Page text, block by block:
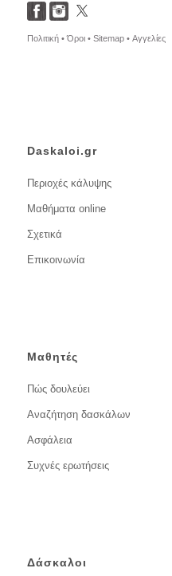
Πολιτική •Όροι • Sitemap • Αγγελίες
Daskaloi.gr
Περιοχές κάλυψης
Μαθήματα online
Σχετικά
Επικοινωνία
Μαθητές
Πώς δουλεύει
Αναζήτηση δασκάλων
Ασφάλεια
Συχνές ερωτήσεις
Δάσκαλοι